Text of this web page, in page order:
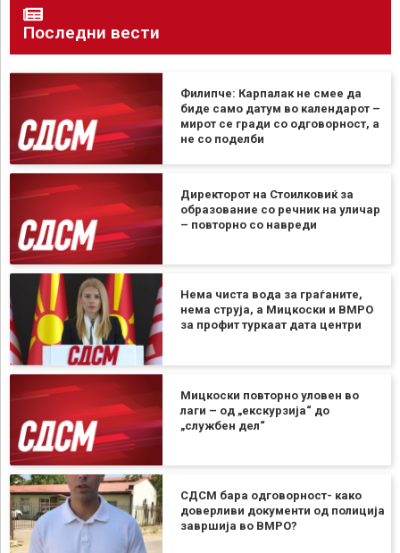
Последни вести
Филипче: Карпалак не смее да
биде само датум во календарот –
мирот се гради со одговорност, а
не со поделби
Директорот на Стоилковиќ за
образование со речник на уличар
– повторно со навреди
Нема чиста вода за граѓаните,
нема струја, а Мицкоски и ВМРО
за профит туркаат дата центри
Мицкоски повторно уловен во
лаги – од „екскурзија“ до
„службен дел“
СДСМ бара одговорност- како
доверливи документи од полиција
завршија во ВМРО?